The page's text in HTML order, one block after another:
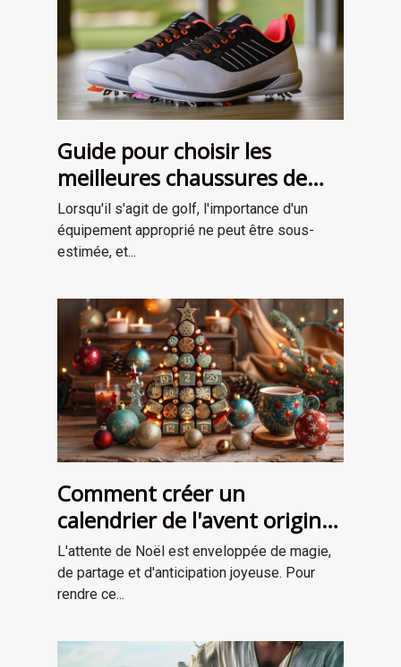
Guide pour choisir les
meilleures chaussures de
golf adaptées à votre style
de jeu
Lorsqu'il s'agit de golf, l'importance d'un
équipement approprié ne peut être sous-
estimée, et...
Comment créer un
calendrier de l'avent original
pour attendre Noël
L'attente de Noël est enveloppée de magie,
de partage et d'anticipation joyeuse. Pour
rendre ce...